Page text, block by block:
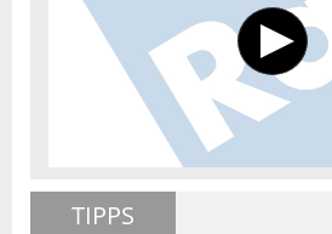
TIPPS